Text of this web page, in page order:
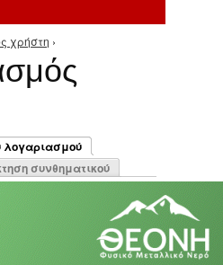
χρήστη ›
καρτέλες
λογαριασμού
συνθηματικού